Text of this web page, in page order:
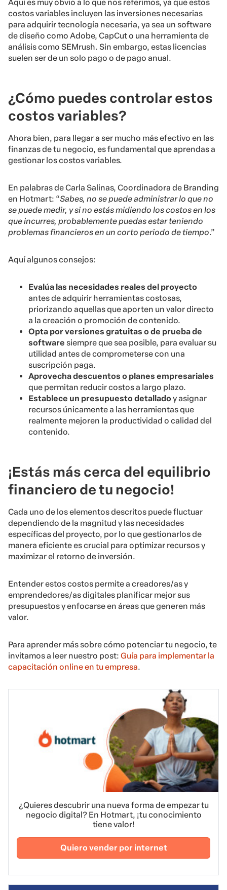
Aquí es muy obvio a lo que nos referimos, ya que estos
costos variables incluyen las inversiones necesarias
para adquirir tecnología necesaria, ya sea un software
de diseño como Adobe, CapCut o una herramienta de
análisis como SEMrush. Sin embargo, estas licencias
suelen ser de un solo pago o de pago anual.
¿Cómo puedes controlar estos
costos variables?
Ahora bien, para llegar a ser mucho más efectivo en las
finanzas de tu negocio, es fundamental que aprendas a
gestionar los costos variables.
En palabras de Carla Salinas, Coordinadora de Branding
en Hotmart: “Sabes, no se puede administrar lo que no
se puede medir, y si no estás midiendo los costos en los
que incurres, probablemente puedas estar teniendo
problemas financieros en un corto periodo de tiempo.”
Aquí algunos consejos:
Evalúa las necesidades reales del proyecto
antes de adquirir herramientas costosas,
priorizando aquellas que aporten un valor directo
a la creación o promoción de contenido.
Opta por versiones gratuitas o de prueba de
software siempre que sea posible, para evaluar su
utilidad antes de comprometerse con una
suscripción paga.
Aprovecha descuentos o planes empresariales
que permitan reducir costos a largo plazo.
Establece un presupuesto detallado y asignar
recursos únicamente a las herramientas que
realmente mejoren la productividad o calidad del
contenido.
¡Estás más cerca del equilibrio
financiero de tu negocio!
Cada uno de los elementos descritos puede fluctuar
dependiendo de la magnitud y las necesidades
específicas del proyecto, por lo que gestionarlos de
manera eficiente es crucial para optimizar recursos y
maximizar el retorno de inversión.
Entender estos costos permite a creadores/as y
emprendedores/as digitales planificar mejor sus
presupuestos y enfocarse en áreas que generen más
valor.
Para aprender más sobre cómo potenciar tu negocio, te
invitamos a leer nuestro post: Guía para implementar la
capacitación online en tu empresa.
¿Quieres descubrir una nueva forma de empezar tu
negocio digital? En Hotmart, ¡tu conocimiento
tiene valor!
Quiero vender por internet